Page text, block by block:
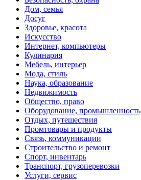
Дом, семья
Досуг
Здоровье, красота
Искусство
Интернет, компьютеры
Кулинария
Мебель, интерьер
Мода, стиль
Наука, образование
Недвижимость
Общество, право
Оборудование, промышленность
Отдых, путешествия
Промтовары и продукты
Связь, коммуникации
Строительство и ремонт
Спорт, инвентарь
Транспорт, грузоперевозки
Услуги, сервис